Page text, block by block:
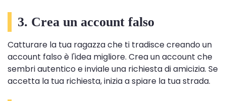
3. Crea un account falso
Catturare la tua ragazza che ti tradisce creando un
account falso è l'idea migliore. Crea un account che
sembri autentico e inviale una richiesta di amicizia. Se
accetta la tua richiesta, inizia a spiare la tua strada.